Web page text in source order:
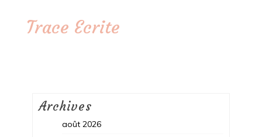
Trace Ecrite
Archives
août 2026